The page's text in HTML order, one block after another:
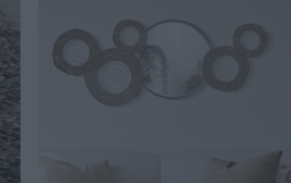
Κύπελλο Ελλάδας: Καλαμάτα
-Παναιτωλικός στην Καλλιθέα χωρίς
παρουσία φιλάθλων